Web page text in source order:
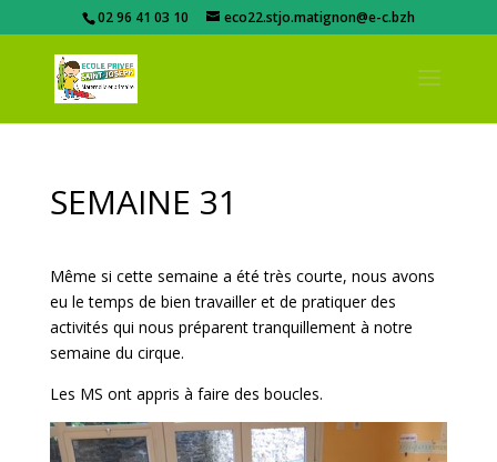
02 96 41 03 10 eco22.stjo.matignon@e-c.bzh
SEMAINE 31
Même si cette semaine a été très courte, nous avons
eu le temps de bien travailler et de pratiquer des
activités qui nous préparent tranquillement à notre
semaine du cirque.
Les MS ont appris à faire des boucles.